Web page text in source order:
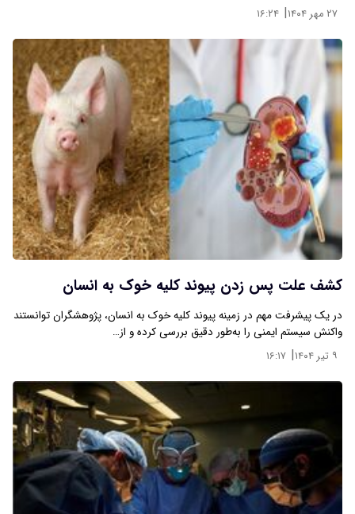
۲۷ مهر ۱۴۰۴ | ۱۶:۲۴
کشف علت پس زدن پیوند کلیه خوک به انسان
در یک پیشرفت مهم در زمینه پیوند کلیه خوک به انسان، پژوهشگران توانستند
واکنش سیستم ایمنی را به‌طور دقیق بررسی کرده و از…
۹ تیر ۱۴۰۴ | ۱۶:۱۷